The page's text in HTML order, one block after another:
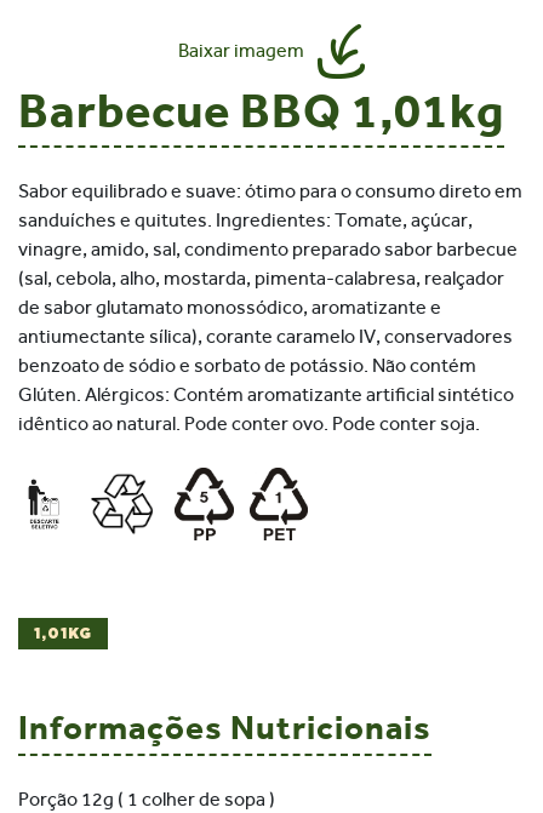
Baixar imagem
Barbecue BBQ 1,01kg
Sabor equilibrado e suave: ótimo para o consumo direto em
sanduíches e quitutes. Ingredientes: Tomate, açúcar,
vinagre, amido, sal, condimento preparado sabor barbecue
(sal, cebola, alho, mostarda, pimenta-calabresa, realçador
de sabor glutamato monossódico, aromatizante e
antiumectante sílica), corante caramelo IV, conservadores
benzoato de sódio e sorbato de potássio. Não contém
Glúten. Alérgicos: Contém aromatizante artificial sintético
idêntico ao natural. Pode conter ovo. Pode conter soja.
1,01KG
Informações Nutricionais
Porção 12g ( 1 colher de sopa )